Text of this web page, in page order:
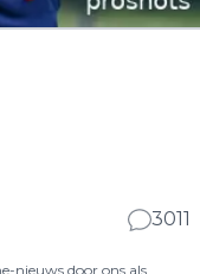
3011
nieuws door ons als